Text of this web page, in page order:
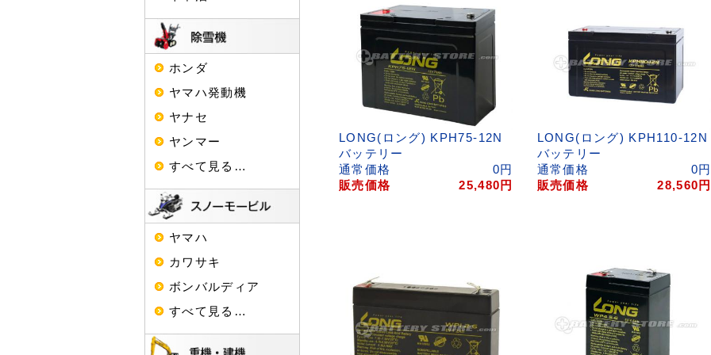
LONG(ロング) KPH75-12N
バッテリー
通常価格
0円
販売価格
25,480 円
LONG(ロング) KPH110-12N
バッテリー
通常価格
0円
販売価格
28,560 円
ホンダ
ヤマハ発動機
ヤナセ
ヤンマー
すべて見る…
ヤマハ
カワサキ
ボンバルディア
すべて見る…